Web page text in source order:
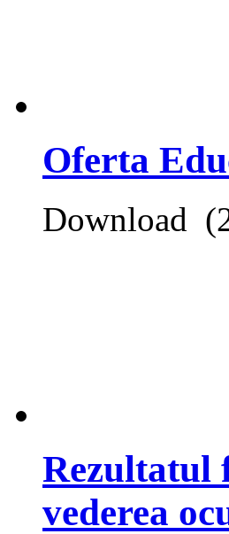
Oferta
Download
Rezultatul
vederea